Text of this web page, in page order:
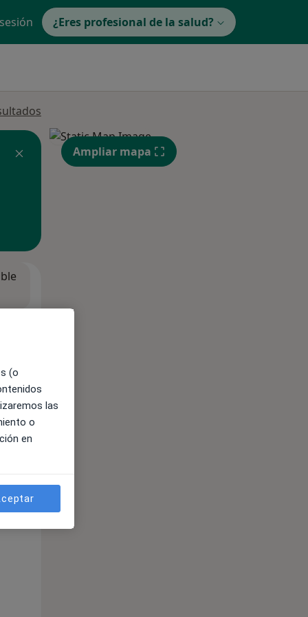
¿Eres profesional de la salud?
Ampliar mapa
(o
las
o
en